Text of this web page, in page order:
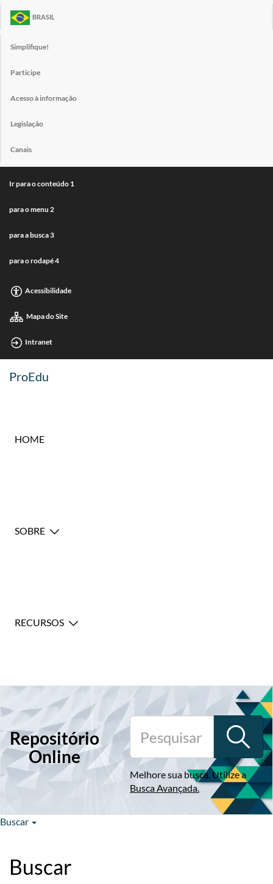
BRASIL
Simplifique!
Participe
Acesso à informação
Legislação
Canais
Ir para o conteúdo 1
para o menu 2
para a busca3
para o rodapé4
Acessibilidade
Mapa do Site
Intranet
ProEdu
HOME
SOBRE
RECURSOS
Repositório
Online
Melhore sua busca. Utilize a
Busca Avançada.
Buscar
Buscar